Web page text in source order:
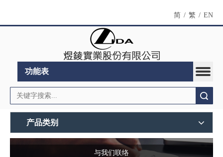
简 / 繁 / EN
功能表
产品类别
与我们联络